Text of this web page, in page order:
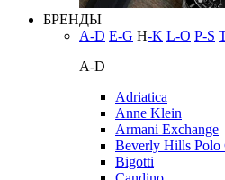
БРЕНДЫ
A-D E-G H-K L-O P-S
A-D
Adriatica
Anne Klein
Armani Exchange
Beverly Hills Polo
Bigotti